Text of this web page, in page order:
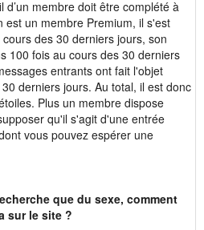
d’un membre doit être complété à
est un membre Premium, il s'est
des 30 derniers jours, son
100 fois au cours des 30 derniers
entrants ont fait l'objet
derniers jours. Au total, il est donc
Plus un membre dispose
qu'il s'agit d'une entrée
vous pouvez espérer une
que du sexe, comment
sur le site ?